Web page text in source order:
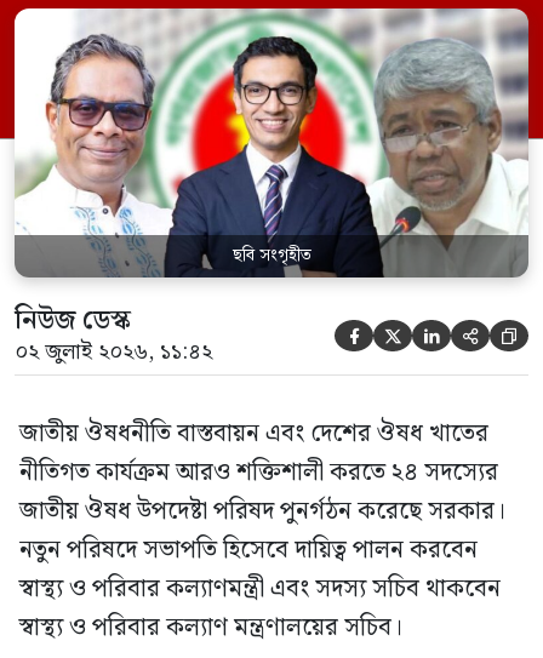
কল্যাণমন্ত্রী এবং সদস্য সচিব থাকবেন স্বাস্থ্য ও
পরিবার কল্যাণ মন্ত্রণালয়ের সচিব। একই সঙ্গে
স্বাস্থ্য প্রতিমন্ত্রী, বাংলাদেশ বিনিয়োগ উন্নয়ন
কর্তৃপক্ষ (বিডা)-এর নির্বাহী চেয়ারম্যান এবং
জাতীয় […]
ছবি সংগৃহীত
নিউজ ডেস্ক
০২ জুলাই ২০২৬, ১১:৪২     
জাতীয় ঔষধনীতি বাস্তবায়ন এবং দেশের ঔষধ খাতের
নীতিগত কার্যক্রম আরও শক্তিশালী করতে ২৪ সদস্যের
জাতীয় ঔষধ উপদেষ্টা পরিষদ পুনর্গঠন করেছে সরকার।
নতুন পরিষদে সভাপতি হিসেবে দায়িত্ব পালন করবেন
স্বাস্থ্য ও পরিবার কল্যাণমন্ত্রী এবং সদস্য সচিব থাকবেন
স্বাস্থ্য ও পরিবার কল্যাণ মন্ত্রণালয়ের সচিব।